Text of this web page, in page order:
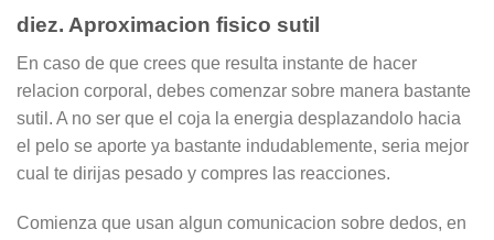
diez. Aproximacion fisico sutil
En caso de que crees que resulta instante de hacer
relacion corporal, debes comenzar sobre manera bastante
sutil. A no ser que el coja la energia desplazandolo hacia
el pelo se aporte ya bastante indudablemente, seri­a mejor
cual te dirijas pesado y compres las reacciones.
Comienza que usan algun comunicacion sobre dedos, en